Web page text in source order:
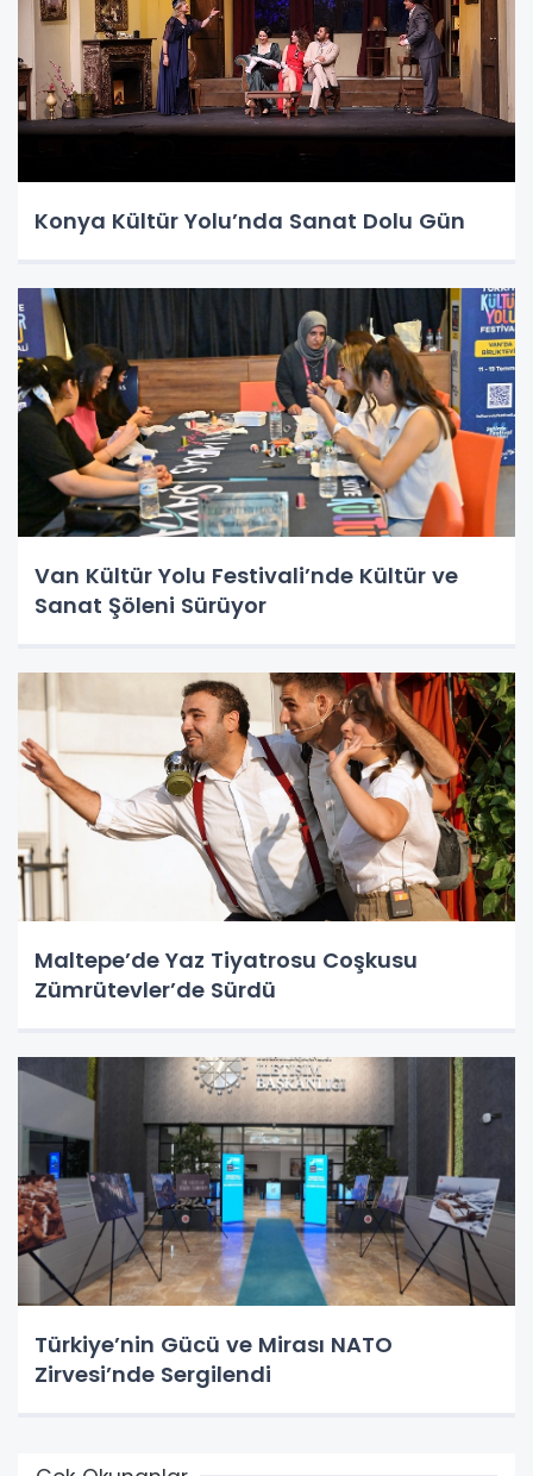
Konya Kültür Yolu’nda Sanat Dolu Gün
Van Kültür Yolu Festivali’nde Kültür ve
Sanat Şöleni Sürüyor
Maltepe’de Yaz Tiyatrosu Coşkusu
Zümrütevler’de Sürdü
Türkiye’nin Gücü ve Mirası NATO
Zirvesi’nde Sergilendi